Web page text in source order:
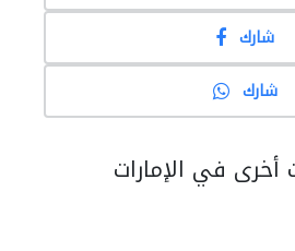
شارك
شارك
في الإمارات